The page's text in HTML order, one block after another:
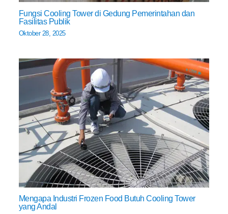
Fungsi Cooling Tower di Gedung Pemerintahan dan
Fasilitas Publik
Oktober 28, 2025
Mengapa Industri Frozen Food Butuh Cooling Tower
yang Andal